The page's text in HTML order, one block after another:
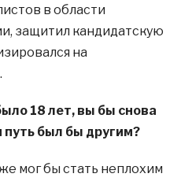
в области
защитил кандидатскую
на
18 лет, вы бы снова
был бы другим?
мог бы стать неплохим